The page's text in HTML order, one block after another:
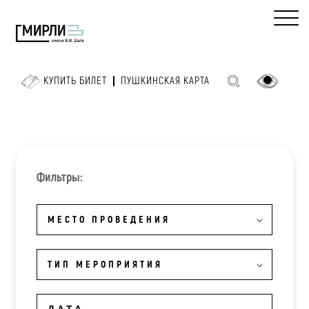
КУПИТЬ БИЛЕТ ПУШКИНСКАЯ КАРТА
Фильтры:
МЕСТО ПРОВЕДЕНИЯ
ТИП МЕРОПРИЯТИЯ